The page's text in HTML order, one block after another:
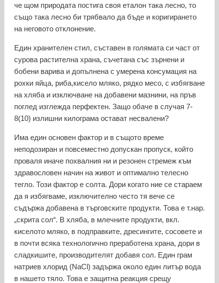
че щом природата постига своя еталон така лесно, то
също така лесно би трябвало да бъде и коригирането
на неговото отклонение.
Един хранителен стил, съставен в голямата си част от
сурова растителна храна, съчетана със зърнени и
бобени варива и допълнена с умерена консумация на
рохки яйца, риба,кисело мляко, рядко месо, с избягване
на хляба и изключване на добавени мазнини, на пръв
поглед изглежда перфектен. Защо обаче в случая 7-
8(10) излишни килограма остават несвалени?
Има един основен фактор и в същото време
неподозиран и повсеместно допускан пропуск, който
проваля иначе похвалния ни и резонен стремеж към
здравословен начин на живот и оптимално телесно
тегло. Този фактор е солта. Дори когато ние се стараем
да я избягваме, изключително често тя вече се
съдържа добавена в търговските продукти. Това е т.нар.
„скрита сол“. В хляба, в млечните продукти, вкл.
киселото мляко, в подправките, дресингите, сосовете и
в почти всяка технологично преработена храна, дори в
сладкишите, производителят добавя сол. Един грам
натриев хлорид (NaCl) задържа около един литър вода
в нашето тяло. Това е защитна реакция срещу